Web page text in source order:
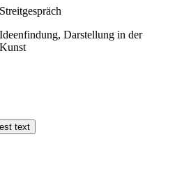
Streitgespräch
Ideenfindung, Darstellung in der
Kunst
text